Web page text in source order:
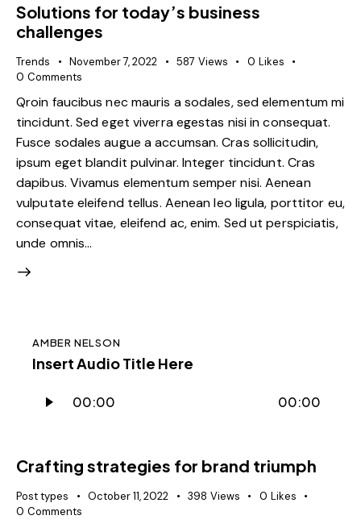
Solutions for today’s business
challenges
Trends November 7, 2022 587 Views 0 Likes
0 Comments
Qroin faucibus nec mauris a sodales, sed elementum mi
tincidunt. Sed eget viverra egestas nisi in consequat.
Fusce sodales augue a accumsan. Cras sollicitudin,
ipsum eget blandit pulvinar. Integer tincidunt. Cras
dapibus. Vivamus elementum semper nisi. Aenean
vulputate eleifend tellus. Aenean leo ligula, porttitor eu,
consequat vitae, eleifend ac, enim. Sed ut perspiciatis,
unde omnis…
AMBER NELSON
Insert Audio Title Here
Player
00:00 00:00
Crafting strategies for brand triumph
Post types October 11, 2022 398 Views 0 Likes
0 Comments